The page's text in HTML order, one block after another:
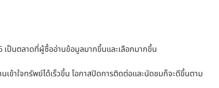
เป็นตลาดที่ผู้ซื้ออ่านข้อมูลมากขึ้นและเลือกมากขึ้น
นเข้าใจทรัพย์ได้เร็วขึ้น โอกาสปิดการติดต่อและนัดชมก็จะดีขึ้นตาม